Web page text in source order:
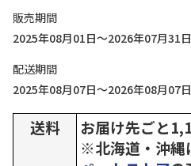
販売期間
2025年08月01日～2026年07月31日
配送期間
2025年08月07日～2026年08月07日
送料
お届け先ごと
※北海道・沖縄